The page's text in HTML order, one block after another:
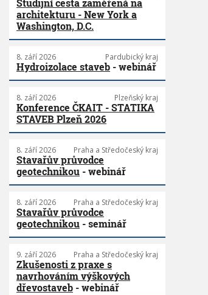
Studijní cesta zaměřená na
architekturu - New York a
Washington, D.C.
8. září 2026 Pardubický kraj
Hydroizolace staveb - webinář
8. září 2026 Plzeňský kraj
Konference ČKAIT - STATIKA
STAVEB Plzeň 2026
8. září 2026 Praha a Středočeský kraj
Stavařův průvodce
geotechnikou - webinář
8. září 2026 Praha a Středočeský kraj
Stavařův průvodce
geotechnikou - seminář
9. září 2026 Praha a Středočeský kraj
Zkušenosti z praxe s
navrhováním výškových
dřevostaveb - webinář